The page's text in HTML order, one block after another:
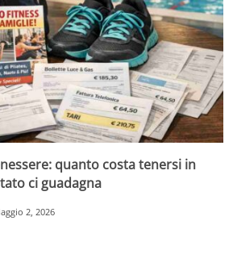
quanto costa tenersi in
ci guadagna
2, 2026